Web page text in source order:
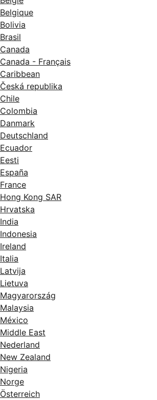
Belgique
Bolivia
Brasil
Canada
Canada - Français
Caribbean
Česká republika
Chile
Colombia
Danmark
Deutschland
Ecuador
Eesti
España
France
Hong Kong SAR
Hrvatska
India
Indonesia
Ireland
Italia
Latvija
Lietuva
Magyarország
Malaysia
México
Middle East
Nederland
New Zealand
Nigeria
Norge
Österreich